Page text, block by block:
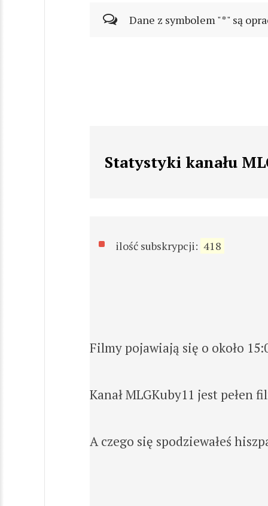
Dane z symbolem "*" są
Statystyki kanału
ilość subskrypcji: 418
Filmy pojawiają się o około
Kanał MLGKuby11 jest pełen
A czego się spodziewałeś